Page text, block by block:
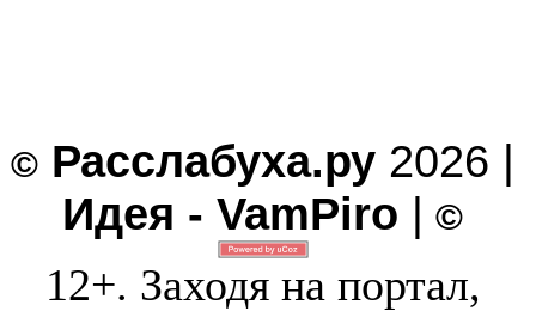
© Расслабуха.ру 2026 |
Идея - VamPiro | ©
12+. Заходя на портал,